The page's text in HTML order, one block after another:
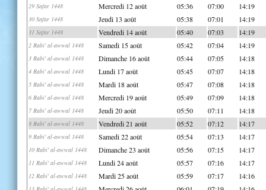
29 Safar 1448 Mercredi 12 août 05:36 07:00 14:19
30 Safar 1448 Jeudi 13 août 05:38 07:01 14:19
31 Safar 1448 Vendredi 14 août 05:40 07:03 14:19
2 Rabi' al-awwal 1448 Samedi 15 août 05:42 07:04 14:19
3 Rabi' al-awwal 1448 Dimanche 16 août 05:44 07:05 14:18
4 Rabi' al-awwal 1448 Lundi 17 août 05:45 07:07 14:18
5 Rabi' al-awwal 1448 Mardi 18 août 05:47 07:08 14:18
6 Rabi' al-awwal 1448 Mercredi 19 août 05:49 07:09 14:18
7 Rabi' al-awwal 1448 Jeudi 20 août 05:50 07:11 14:18
8 Rabi' al-awwal 1448 Vendredi 21 août 05:52 07:12 14:17
9 Rabi' al-awwal 1448 Samedi 22 août 05:54 07:13 14:17
10 Rabi' al-awwal 1448 Dimanche 23 août 05:56 07:15 14:17
11 Rabi' al-awwal 1448 Lundi 24 août 05:57 07:16 14:17
12 Rabi' al-awwal 1448 Mardi 25 août 05:59 07:17 14:16